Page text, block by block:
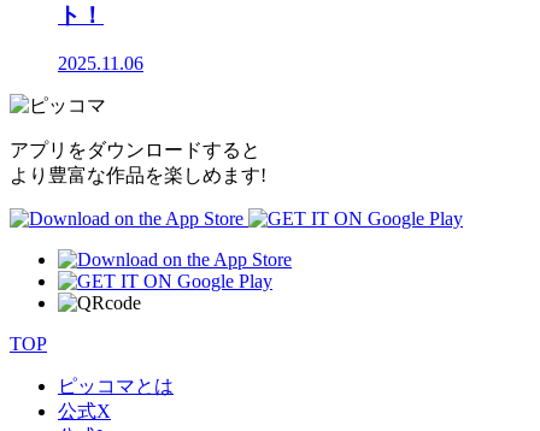
ト！
2025.11.06
アプリをダウンロードすると
より豊富な作品を楽しめます!
TOP
ピッコマとは
公式X